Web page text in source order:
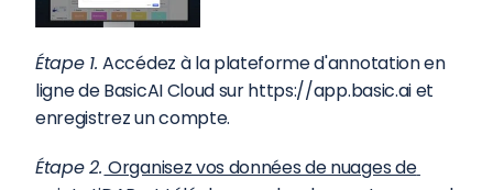
Étape 1. Accédez à la plateforme d'annotation en
ligne de BasicAI Cloud sur https://app.basic.ai et
enregistrez un compte.
Étape 2. Organisez vos données de nuages de